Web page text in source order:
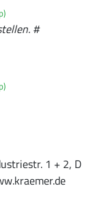
#
1 + 2, D